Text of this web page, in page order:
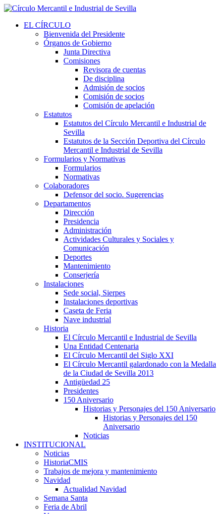
EL CÍRCULO
Bienvenida del Presidente
Órganos de Gobierno
Junta Directiva
Comisiones
Revisora de cuentas
De disciplina
Admisión de socios
Comisión de socios
Comisión de apelación
Estatutos
Estatutos del Círculo Mercantil e Industrial de
Sevilla
Estatutos de la Sección Deportiva del Círculo
Mercantil e Industrial de Sevilla
Formularios y Normativas
Formularios
Normativas
Colaboradores
Defensor del socio. Sugerencias
Departamentos
Dirección
Presidencia
Administración
Actividades Culturales y Sociales y
Comunicación
Deportes
Mantenimiento
Conserjería
Instalaciones
Sede social, Sierpes
Instalaciones deportivas
Caseta de Feria
Nave industrial
Historia
El Círculo Mercantil e Industrial de Sevilla
Una Entidad Centenaria
El Círculo Mercantil del Siglo XXI
El Círculo Mercantil galardonado con la Medalla
de la Ciudad de Sevilla 2013
Antigüedad 25
Presidentes
150 Aniversario
Historias y Personajes del 150 Aniversario
Historias y Personajes del 150
Aniversario
Noticias
INSTITUCIONAL
Noticias
HistoriaCMIS
Trabajos de mejora y mantenimiento
Navidad
Actualidad Navidad
Semana Santa
Feria de Abril